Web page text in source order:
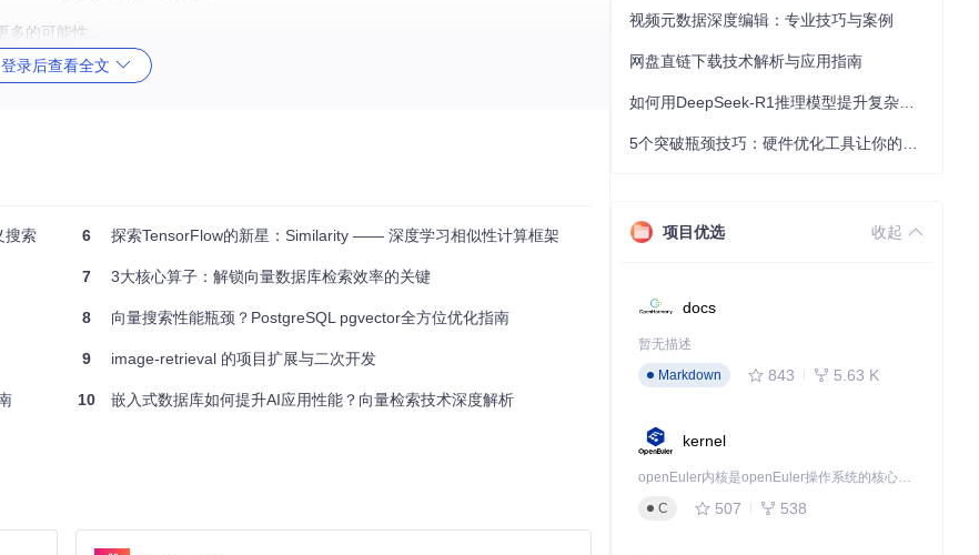
的可能性。
。
登录后查看全文
搜索 6 探索TensorFlow的新星：Similarity —— 深度学习相似性计算框架
7 3大核心算子：解锁向量数据库检索效率的关键
8 向量搜索性能瓶颈？PostgreSQL pgvector全方位优化指南
9 image-retrieval 的项目扩展与二次开发
10 嵌入式数据库如何提升AI应用性能？向量检索技术深度解析
视频元数据深度编辑：专业技巧与案例
网盘直链下载技术解析与应用指南
项目优选 收起
docs
暂无描述
Markdown
843 5.63 K
kernel
openEuler内核是openEuler操作系统的核心，既是系统性能与稳定性的基石，也是连接处理器、设备与服务的桥梁。
C
507 538